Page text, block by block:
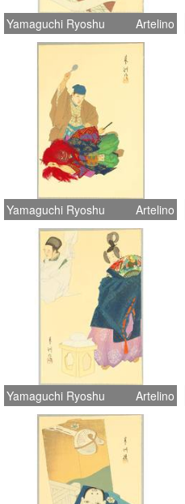
Yamaguchi Ryoshu Artelino
Yamaguchi Ryoshu Artelino
Yamaguchi Ryoshu Artelino